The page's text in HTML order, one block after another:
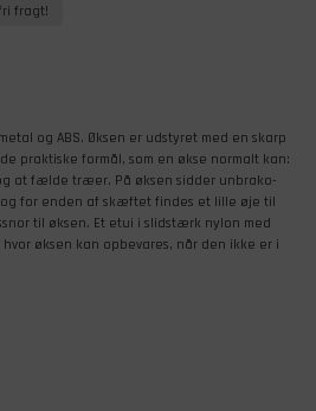
fragt!
og ABS. Øksen er udstyret med en skarp
praktiske formål, som en økse normalt kan:
at fælde træer. På øksen sidder unbrako-
for enden af skæftet findes et lille øje til
til øksen. Et etui i slidstærk nylon med
øksen kan opbevares, når den ikke er i